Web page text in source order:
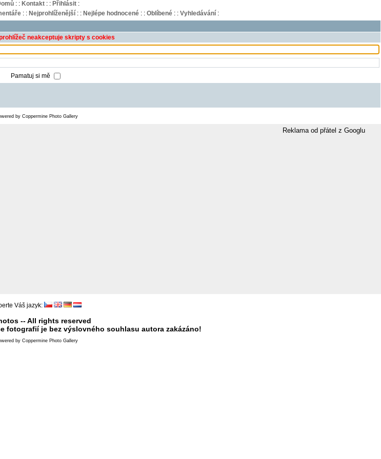
: : Kontakt : : Přihlásit :
: : Nejprohlíženější: : Nejlépe hodnocené: : Oblíbené: : Vyhledávání:
neakceptuje skripty s cookies
Pamatuj si mě
by Coppermine Photo Gallery
Reklama od přátel z Googlu
Váš jazyk:
-- All rights reserved
fotografií je bez výslovného souhlasu autora zakázáno!
by Coppermine Photo Gallery